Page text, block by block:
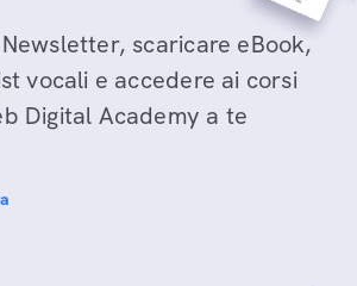
scaricare eBook,
vocali e accedere ai corsi
Digital Academy a te